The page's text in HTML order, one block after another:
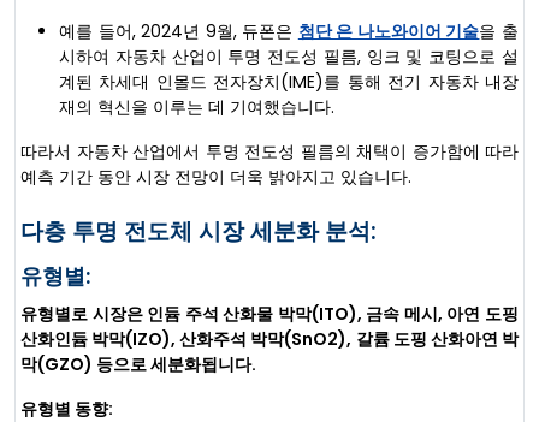
예를 들어, 2024년 9월, 듀폰은 첨단 은 나노와이어 기술을 출
시하여 자동차 산업이 투명 전도성 필름, 잉크 및 코팅으로 설
계된 차세대 인몰드 전자장치(IME)를 통해 전기 자동차 내장
재의 혁신을 이루는 데 기여했습니다.
따라서 자동차 산업에서 투명 전도성 필름의 채택이 증가함에 따라
예측 기간 동안 시장 전망이 더욱 밝아지고 있습니다.
다층 투명 전도체 시장 세분화 분석:
유형별:
유형별로 시장은 인듐 주석 산화물 박막(ITO), 금속 메시, 아연 도핑
산화인듐 박막(IZO), 산화주석 박막(SnO2), 갈륨 도핑 산화아연 박
막(GZO) 등으로 세분화됩니다.
유형별 동향: